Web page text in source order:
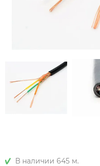
В наличии 645 м.